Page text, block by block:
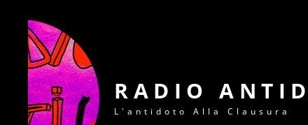
RADIO
L'antidoto Alla Clausura